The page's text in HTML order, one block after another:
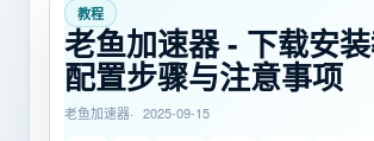
教程
老鱼加速器 - 下载安装
配置步骤与注意事项
老鱼加速器 2025-09-15